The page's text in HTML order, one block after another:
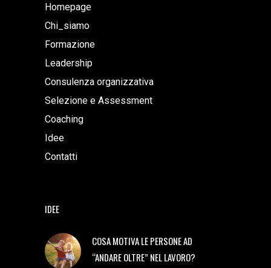
Homepage
Chi_siamo
Formazione
Leadership
Consulenza organizzativa
Selezione e Assessment
Coaching
Idee
Contatti
IDEE
COSA MOTIVA LE PERSONE AD
“ANDARE OLTRE” NEL LAVORO?